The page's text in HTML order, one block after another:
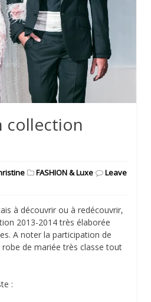
collection
FASHION & Luxe
Leave
à découvrir ou à redécouvrir,
2013-2014 très élaborée
A noter la participation de
de mariée très classe tout
: